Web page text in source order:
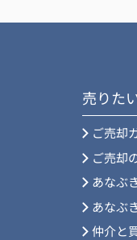
売りた
ご売却
ご売却
あなぶ
あなぶ
仲介と